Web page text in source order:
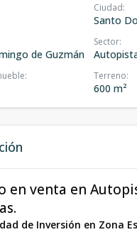
Ciudad:
Santo
de Guzmán
Sector:
: Terreno:
600 m²
en venta en
de Inversión en Zona